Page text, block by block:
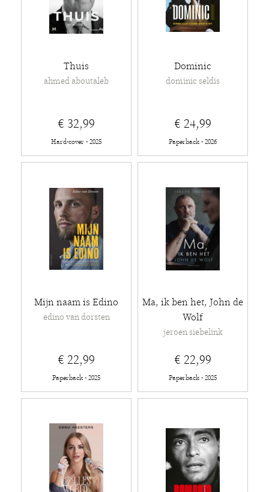
Thuis
ahmed aboutaleb
€ 32,99
Hard-cover - 2025
Dominic
dominic seldis
€ 24,99
Paperback - 2026
Mijn naam is Edino
edino van dorsten
€ 22,99
Paperback - 2025
Ma, ik ben het, John de
Wolf
jeroen siebelink
€ 22,99
Paperback - 2025